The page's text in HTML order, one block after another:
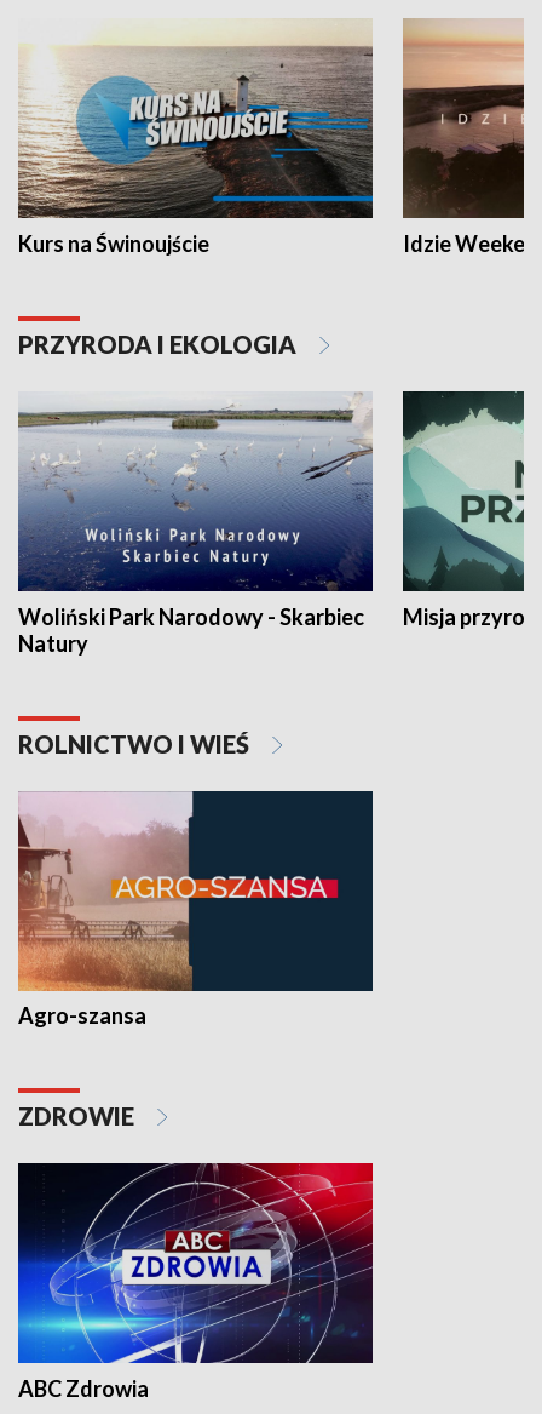
Kurs na Świnoujście Idzie
PRZYRODA I EKOLOGIA
Woliński Park Narodowy - Skarbiec
Natury
Misja
ROLNICTWO I WIEŚ
Agro-szansa
ZDROWIE
ABC Zdrowia